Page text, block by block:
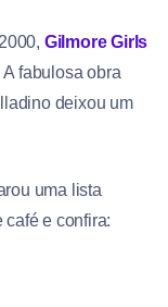
Gilmore Girls
fabulosa obra
deixou um
uma lista
e confira: